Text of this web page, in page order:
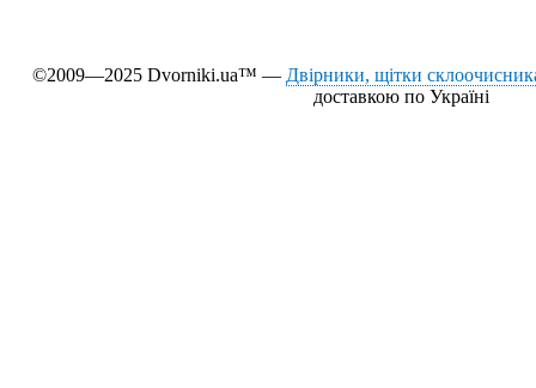
©2009—2025 Dvorniki.ua™ — Двірники, щітки
доставкою по Україні